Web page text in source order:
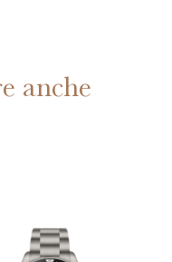
anche